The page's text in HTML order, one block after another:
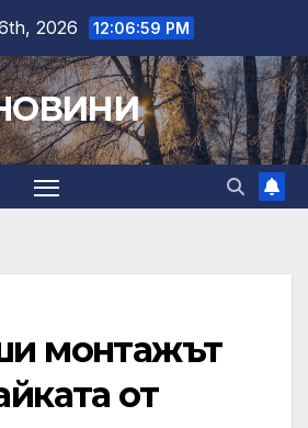
2026 12:07:00 PM
монтажът
от